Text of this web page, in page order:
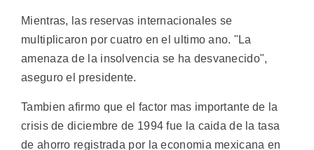
Mientras, las reservas internacionales se
multiplicaron por cuatro en el ultimo ano. "La
amenaza de la insolvencia se ha desvanecido",
aseguro el presidente.
Tambien afirmo que el factor mas importante de la
crisis de diciembre de 1994 fue la caida de la tasa
de ahorro registrada por la economia mexicana en